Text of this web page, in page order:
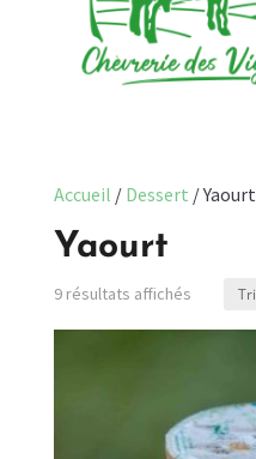
Accueil / Dessert / Yaourt
Yaourt
9 résultats affichés